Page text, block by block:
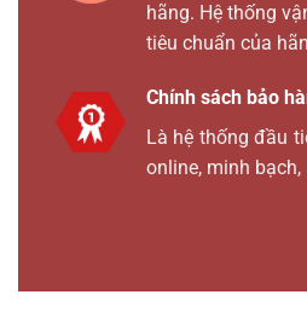
hãng. Hệ thống
tiêu chuẩn của
Chính sách bảo
Là hệ thống đầu
online, minh bạch,